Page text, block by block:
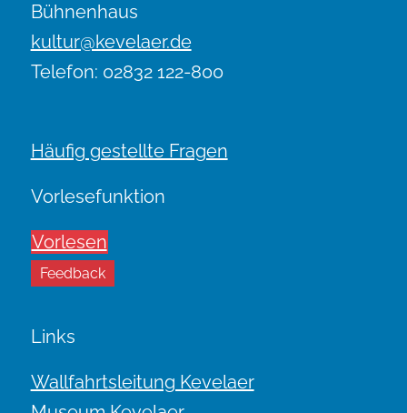
Bühnenhaus
kultur@kevelaer.de
Telefon: 02832 122-800
Häufig gestellte Fragen
Vorlesefunktion
Vorlesen
Feedback
Links
Wallfahrtsleitung Kevelaer